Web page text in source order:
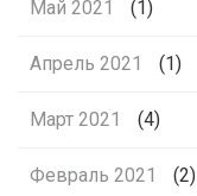
Май 2021 (1)
Апрель 2021 (1)
Март 2021 (4)
Февраль 2021 (2)